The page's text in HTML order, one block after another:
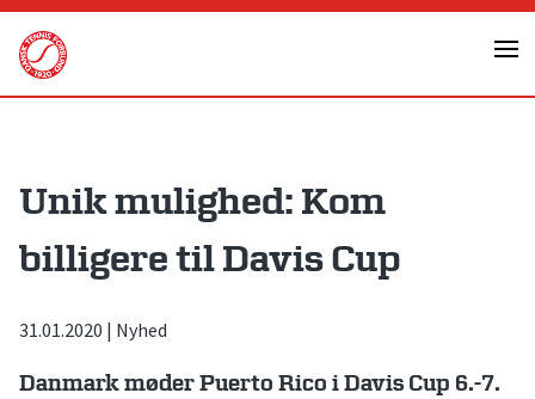
Skip
content
Unik mulighed: Kom
billigere til Davis Cup
31.01.2020 | Nyhed
Danmark møder Puerto Rico i Davis Cup 6.-7.